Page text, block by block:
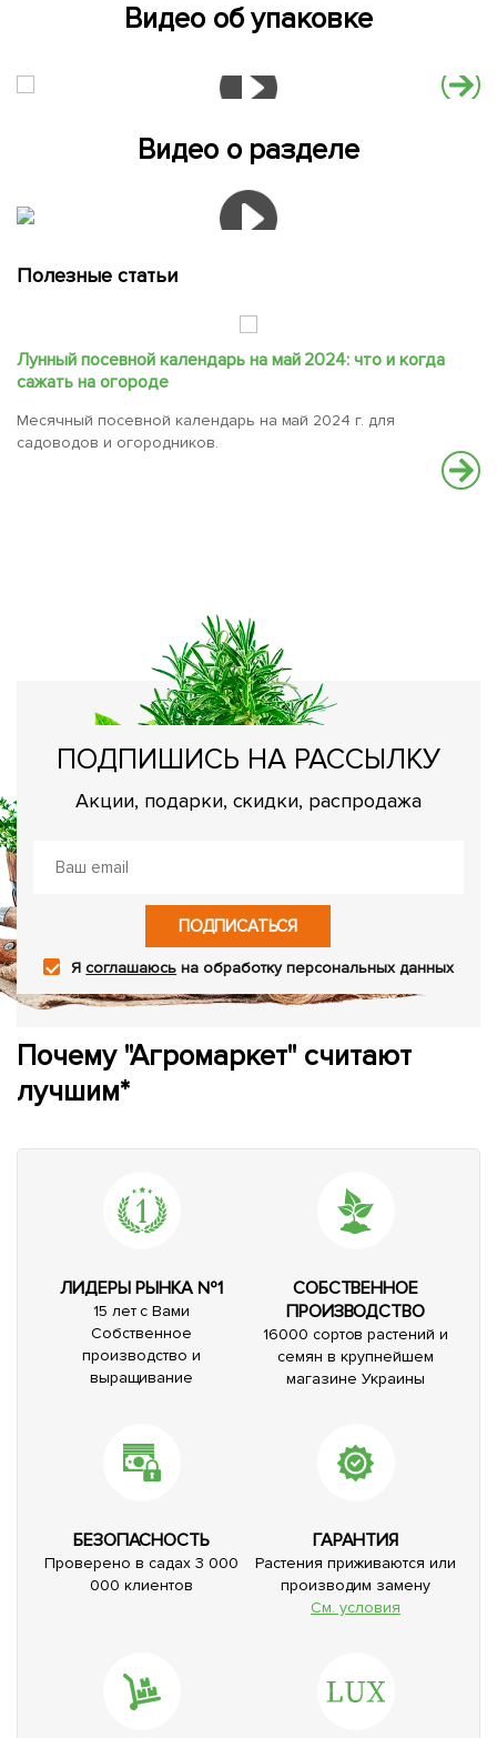
Видео об упаковке
Видео о разделе
Полезные статьи
Лунный посевной календарь на май 2024: что и когда
сажать на огороде
Месячный посевной календарь на май 2024 г. для
садоводов и огородников.
ПОДПИШИСЬ НА РАССЫЛКУ
Акции, подарки, скидки, распродажа
ПОДПИСАТЬСЯ
Ясоглашаюсь на обработку персональных данных
Почему "Агромаркет" считают
лучшим*
ЛИДЕРЫ РЫНКА №1
15 лет с Вами
Собственное
производство и
выращивание
СОБСТВЕННОЕ
ПРОИЗВОДСТВО
16000 сортов растений и
семян в крупнейшем
магазине Украины
БЕЗОПАСНОСТЬ
Проверено в садах 3 000
000 клиентов
ГАРАНТИЯ
Растения приживаются или
производим замену
См. условия